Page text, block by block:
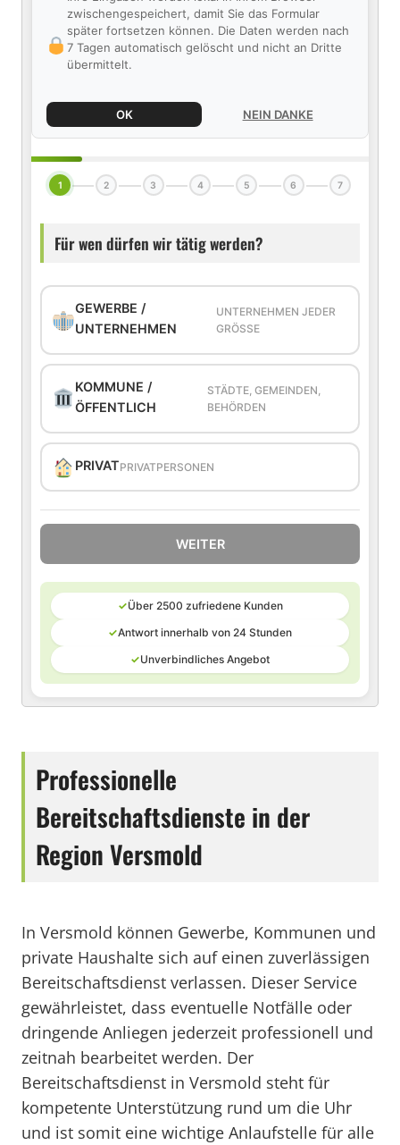
zwischengespeichert, damit Sie das Formular
später fortsetzen können. Die Daten werden nach
7 Tagen automatisch gelöscht und nicht an Dritte
übermittelt.
OK NEIN DANKE
1 2 3 4 5 6 7
Für wen dürfen wir tätig werden?
GEWERBE /
UNTERNEHMEN
UNTERNEHMEN JEDER
GRÖSSE
KOMMUNE /
ÖFFENTLICH
STÄDTE, GEMEINDEN,
BEHÖRDEN
PRIVATPRIVATPERSONEN
WEITER
✓Über 2500 zufriedene Kunden
✓Antwort innerhalb von 24 Stunden
✓Unverbindliches Angebot
Professionelle
Bereitschaftsdienste in der
Region Versmold
In Versmold können Gewerbe, Kommunen und
private Haushalte sich auf einen zuverlässigen
Bereitschaftsdienst verlassen. Dieser Service
gewährleistet, dass eventuelle Notfälle oder
dringende Anliegen jederzeit professionell und
zeitnah bearbeitet werden. Der
Bereitschaftsdienst in Versmold steht für
kompetente Unterstützung rund um die Uhr
und ist somit eine wichtige Anlaufstelle für alle